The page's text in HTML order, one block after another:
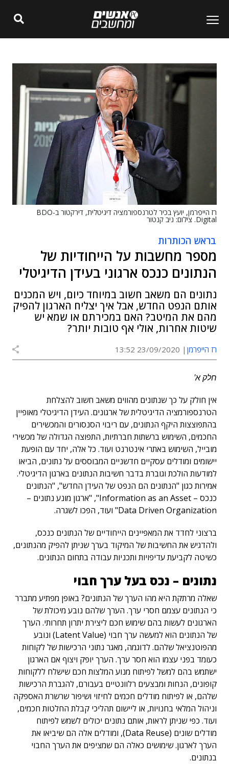
רז הייפרמן, יועץ בכיר לטרנספורמציה דיגיטלית, דירקטור ב-BDO
Digital. צילום: ניב קנטור
בראש הכותרות
מספר מחשבות על הייחודיות של
הנתונים כנכס ארגוני בעידן הדיגיטלי
נתונים הם משאב חשוב במיוחד כיום, ויש המכנים
אותם הנפט החדש, אבל איך יצליח הארגון להפיק
מהם את המיטב? האם במכירתם או שמא יש
שיטות אחרות, אולי אף טובות יותר?
רז הייפרמן 23/09/2020 13:52
חלק א'
אין חולק על כך שנתונים מהווים משאב חשוב להצלחת
הטרנספורמציה הדיגיטלית של ארגונים. העידן הדיגיטלי מאופיין
בהתפוצצות היקף הנתונים, עם ריבוי הסנסורים והמכשירים
החכמים, השימוש ברשתות חברתיות, התפוצה הגדולה של מכשירי
מובייל, השימוש באתרי אינטרנט ועוד. כל אלה, יחד עם הופעת
יישומים ומודלים עסקיים חדשניים המבוססים על נתונים, הביאו
למודעות הולכת וגוברת בדבר חשיבות הנתונים בארגון הדיגיטלי.
אמירות כגון "הנתונים הם הנפט של העידן החדש", "הנתונים
כנכס – Information as an Asset", "ארגון מונע נתונים –
Data Driven Organization" ועוד, הפכו לשגרה.
ברצוני לחדד את המאפיינים הייחודיים של הנתונים כנכס,
ולהדגיש את החשיבות של המיקוד בערך שניתן להפיק מהנתונים,
כשיטה לקביעת עדיפויות ותכניות עבודה בתחום הנתונים.
נתונים – נכס בעל ערך חבוי
שאלה מרתקת היא מהו הערך של הנתונים? באופן מפתיע מתברר
כי הנתונים עצמם חסרי ערך. הערך שלהם נובע מיכולת של
הארגונים לעשות בהם שימוש חכם ליצירת יתרון תחרותי. הערך
של הנתונים הוא למעשה ערך חבוי (Latent Value) ונובע
מהפוטנציאל שלהם. לדוגמה, מאגר נתוני הרכישות של לקוחות
כעומד בפני עצמו הוא חסר ערך. הערך יופק ויצוף אם הארגון
ישתמש בהם למשל לפיתוח מנוע המלצות חכם שישלח ללקוחות
קופונים, הנחות ומבצעים רלוונטיים בעבורם, להגברת הרכישות
שלהם, או לפיתוח מודלים חכמים לחיזוי ושיפור שרשרת האספקה
וניהול המלאי בחנויות, או ליישום תהליכי קבלת החלטות חכמים,
ועוד. כפי שניתן לראות, אותם נתונים יכולים לשמש לפיתוח
מודלים שונים (Data Reuse), ומודלים אלה הם שיביאו את
הערך לארגון. שימושים כאלה הם שמציפים את הערך החבוי
בנתונים.